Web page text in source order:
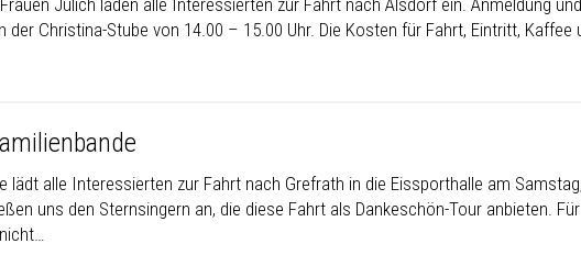
Jülich laden alle Interessierten zur Fahrt nach Alsdorf ein. Anmeldung
der Christina-Stube von 14.00 – 15.00 Uhr. Die Kosten für Fahrt, Eintritt, Kaffee
lädt alle Interessierten zur Fahrt nach Grefrath in die Eissporthalle am
uns den Sternsingern an, die diese Fahrt als Dankeschön-Tour anbieten.